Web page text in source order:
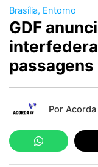
Brasília, Entorno
GDF
Por Acorda